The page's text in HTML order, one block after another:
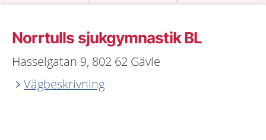
Norrtulls sjukgymnastik BL
Hasselgatan 9, 802 62 Gävle
Vägbeskrivning